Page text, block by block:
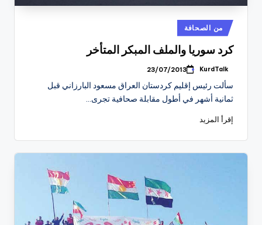
نُشر
في
من الصحافة
كرد سوريا والملف المبكر المتأخر
تمّ
النشر
بواسطة
KurdTalk
23/07/2013
سألت رئيس إقليم كردستان العراق مسعود البارزاني قبل
ثمانية أشهر في أطول مقابلة صحافية تجرى…
إقرأ المزيد